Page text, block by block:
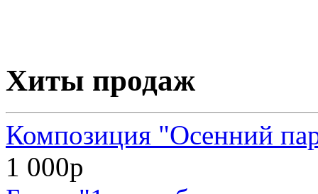
Хиты продаж
Композиция "Осенний
1 000р